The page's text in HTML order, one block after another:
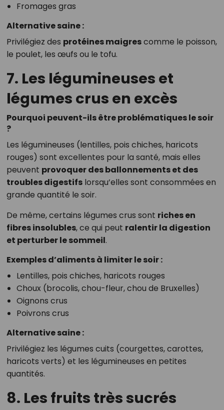
Fromages gras
Alternative saine :
Privilégiez des protéines maigrescomme le poisson,
le poulet, les œufs ou le tofu.
7. Les légumineuses et
légumes crus en excès
Pourquoi peuvent-ils être problématiques le soir
?
Les légumineuses (lentilles, pois chiches, haricots
rouges) sont excellentes pour la santé, mais elles
peuvent provoquer des ballonnements et des
troubles digestifslorsqu’elles sont consommées en
grande quantité le soir.
De même, certains légumes crus sont riches en
fibres insolubles, ce qui peut ralentir la digestion
et perturber le sommeil.
Exemples d’aliments à limiter le soir :
Lentilles, pois chiches, haricots rouges
Choux (brocolis, chou-fleur, chou de Bruxelles)
Oignons crus
Poivrons crus
Alternative saine :
Privilégiez les légumes cuits (courgettes, carottes,
haricots verts) et les légumineuses en petites
quantités.
8. Les fruits très sucrés